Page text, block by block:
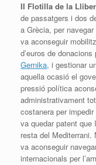
II Flotilla de la
de passatgers i dos
a Grècia, per
va aconseguir
d’euros de
Gernika, i gestionar
aquella ocasió el
pressió política
administrativament
costanera per
va quedar patent
resta del
va aconseguir
internacionals per